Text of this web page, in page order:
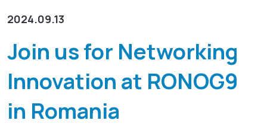
GenieAnalytics
电信级大数据流量探索与分析
端对端流量数据智能
化数据为洞察，让网络效能最佳化
DDoS 防护
多租户管理服务
为客户提供创新利润的加值托管服务
简中
English
2024.09.13
Join us for Networking
Innovation at RONOG9
in Romania